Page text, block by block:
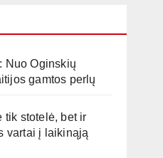
Nuo Oginskių
gamtos perlų
tik stotelė, bet ir
vartai į laikinąją